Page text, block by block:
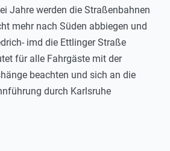
Jahre werden die Straßenbahnen
mehr nach Süden abbiegen und
imd die Ettlinger Straße
für alle Fahrgäste mit der
beachten und sich an die
durch Karlsruhe